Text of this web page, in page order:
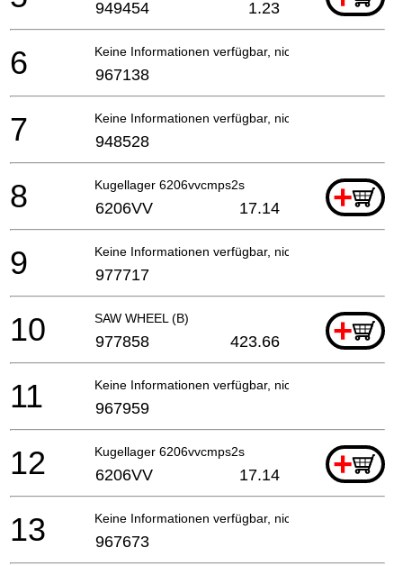
949454 1.23
Keine Informationen verfügbar, nicht bestellbar
6 967138
Keine Informationen verfügbar, nicht bestellbar
7 948528
Kugellager 6206vvcmps2s +
8 6206VV 17.14
Keine Informationen verfügbar, nicht bestellbar
9 977717
SAW WHEEL (B) +
10 977858 423.66
Keine Informationen verfügbar, nicht bestellbar
11 967959
Kugellager 6206vvcmps2s +
12 6206VV 17.14
Keine Informationen verfügbar, nicht bestellbar
13 967673